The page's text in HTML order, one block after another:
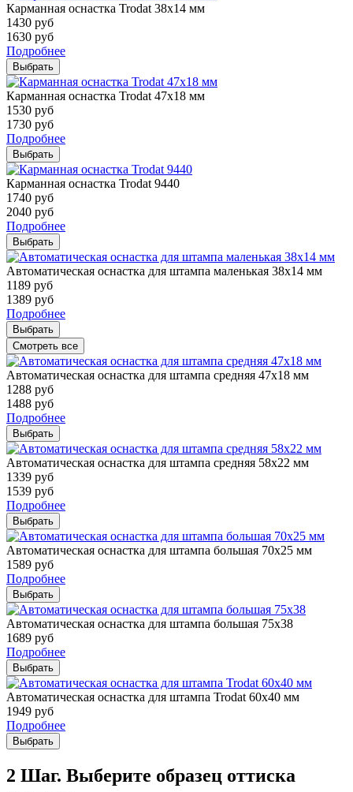
Карманная оснастка Trodat 38х14 мм
1430 руб
1630 руб
Подробнее
Выбрать
Карманная оснастка Trodat 47х18 мм
1530 руб
1730 руб
Подробнее
Выбрать
Карманная оснастка Trodat 9440
1740 руб
2040 руб
Подробнее
Выбрать
Автоматическая оснастка для штампа маленькая 38х14 мм
1189 руб
1389 руб
Подробнее
Выбрать
Смотреть все
Автоматическая оснастка для штампа средняя 47х18 мм
1288 руб
1488 руб
Подробнее
Выбрать
Автоматическая оснастка для штампа средняя 58х22 мм
1339 руб
1539 руб
Подробнее
Выбрать
Автоматическая оснастка для штампа большая 70х25 мм
1589 руб
Подробнее
Выбрать
Автоматическая оснастка для штампа большая 75х38
1689 руб
Подробнее
Выбрать
Автоматическая оснастка для штампа Trodat 60х40 мм
1949 руб
Подробнее
Выбрать
2 Шаг. Выберите образец оттиска